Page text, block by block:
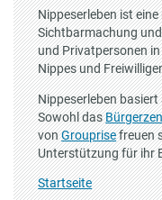
Nippeserleben ist
Sichtbarmachung
und Privatpersonen
Nippes und
Nippeserleben
Sowohl das
vonGrouprisefreuen
Unterstützung für ihr
Startseite